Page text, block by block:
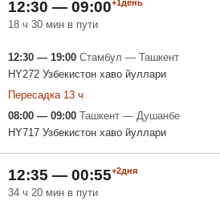
12:30 — 09:00+1день
18 ч 30 мин в пути
12:30 — 19:00 Стамбул — Ташкент
HY272 Узбекистон хаво йуллари
Пересадка 13 ч
08:00 — 09:00 Ташкент — Душанбе
HY717 Узбекистон хаво йуллари
12:35 — 00:55+2дня
34 ч 20 мин в пути